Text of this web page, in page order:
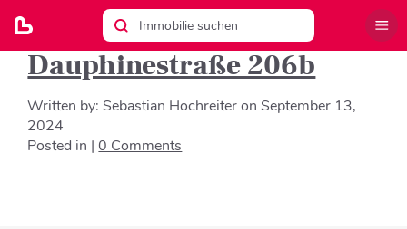
Dauphinestraße 206b
Written by:Sebastian HochreiteronSeptember 13,
2024
Posted in |0 Comments